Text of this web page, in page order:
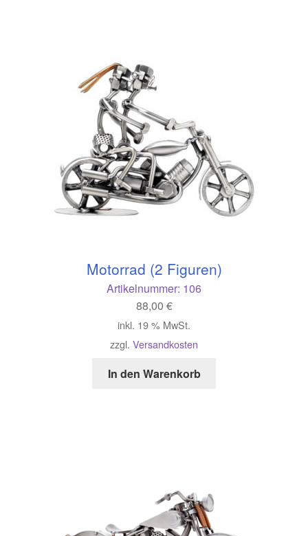
Motorrad (2 Figuren)
Artikelnummer: 106
88,00 €
inkl. 19 % MwSt.
zzgl. Versandkosten
In den Warenkorb